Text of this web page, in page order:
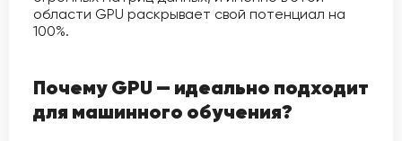
области GPU раскрывает свой потенциал на
100%.
Почему GPU — идеально подходит
для машинного обучения?